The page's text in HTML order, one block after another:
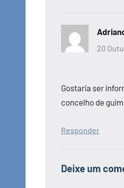
20
Gostaria ser
concelho de
Responder
Deixe um